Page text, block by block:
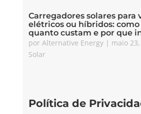
Carregadores solares para
elétricos ou híbridos:
quanto custam e por que
por Alternative Energy| maio
Solar
Política de